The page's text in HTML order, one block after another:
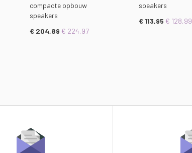
compacte opbouw
speakers
€ 204,89 € 224,97
speakers
€ 113,95 € 128,99